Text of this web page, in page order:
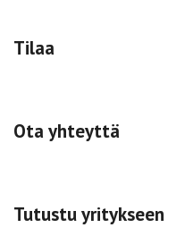
Tilaa
Ota yhteyttä
Tutustu yritykseen